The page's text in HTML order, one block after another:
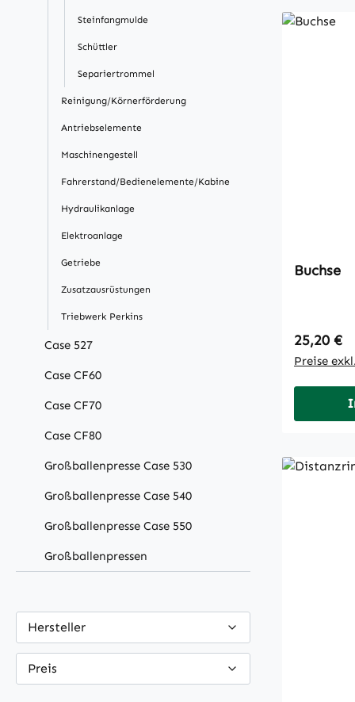
Steinfangmulde
Schüttler
Separiertrommel
Reinigung/Körnerförderung
Antriebselemente
Maschinengestell
Fahrerstand/Bedienelemente/Kabine
Hydraulikanlage
Elektroanlage
Getriebe
Zusatzausrüstungen
Triebwerk Perkins
Case 527
Case CF60
Case CF70
Case CF80
Großballenpresse Case 530
Großballenpresse Case 540
Großballenpresse Case 550
Großballenpressen
Hersteller
Preis
Buchse
25,20 €
Preise